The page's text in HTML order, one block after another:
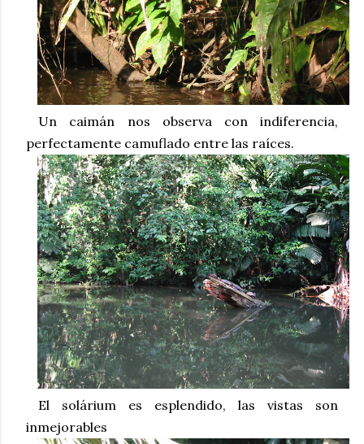
Un caimán nos observa con indiferencia,
perfectamente camuflado entre las raíces.
El solárium es esplendido, las vistas son
inmejorables